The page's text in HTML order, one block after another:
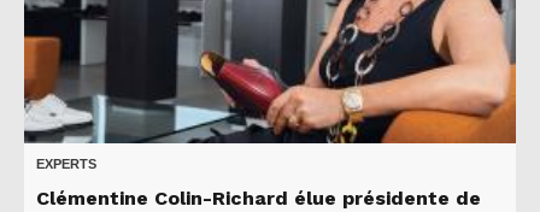
EXPERTS
Clémentine Colin-Richard élue présidente de